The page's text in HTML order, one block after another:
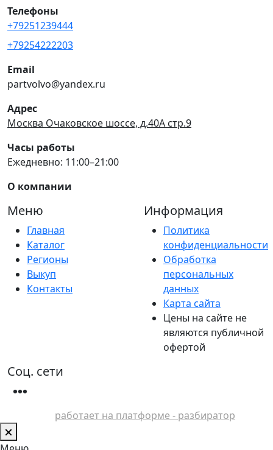
Телефоны
+79251239444
+79254222203
Email
partvolvo@yandex.ru
Адрес
Москва Очаковское шоссе, д.40А стр.9
Часы работы
Ежедневно: 11:00–21:00
О компании
Меню
Главная
Каталог
Регионы
Выкуп
Контакты
Информация
Политика
конфиденциальности
Обработка
персональных
данных
Карта сайта
Цены на сайте не
являются публичной
офертой
Соц. сети
работает на платформе - разбиратор